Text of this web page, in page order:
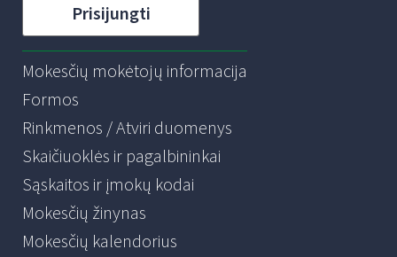
Prisijungti
Mokesčių mokėtojų informacija
Formos
Rinkmenos / Atviri duomenys
Skaičiuoklės ir pagalbininkai
Sąskaitos ir įmokų kodai
Mokesčių žinynas
Mokesčių kalendorius